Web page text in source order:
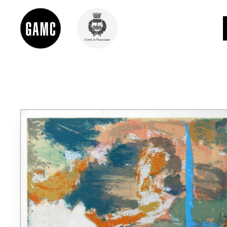
DIDATTICA
SHOP
LE COLLEZIONI
GLI AUTORI
LORENZO VIANI
MOSTRE
EVENTI
PALAZZO DELLE MUSE